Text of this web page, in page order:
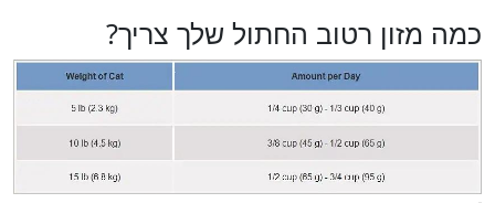
כמה מזון רטוב החתול שלך צריך?